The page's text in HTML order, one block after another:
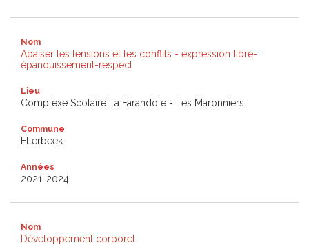
Nom
Apaiser les tensions et les conflits - expression libre-
épanouissement-respect
Lieu
Complexe Scolaire La Farandole - Les Maronniers
Commune
Etterbeek
Années
2021-2024
Nom
Développement corporel